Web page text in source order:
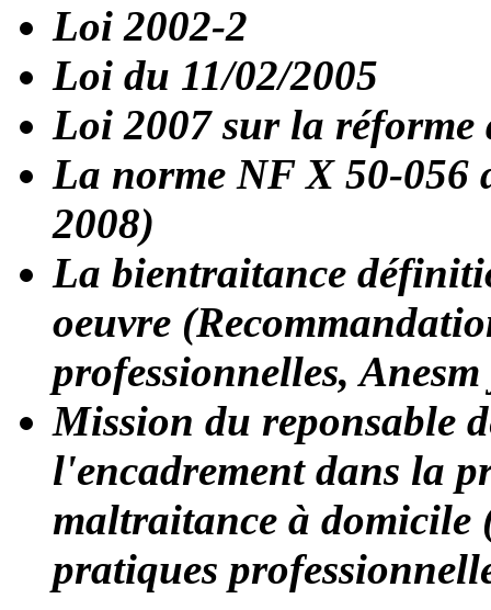
Loi 2002-2
Loi du 11/02/2005
Loi 2007 sur la réforme
La norme NF X 50-056
2008)
La bientraitance
oeuvre
professionnelles,
Mission du reponsable
l'encadrement dans la
maltraitance à domicile
pratiques